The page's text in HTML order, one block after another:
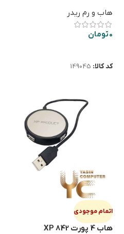
هاب و رم ریدر
0تومان
کد کالا: 149045
اتمام موجودی
هاب 4 پورت XP 842